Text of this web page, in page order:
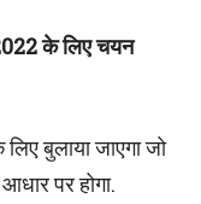
के लिए चयन
बुलाया जाएगा जो
पर होगा.